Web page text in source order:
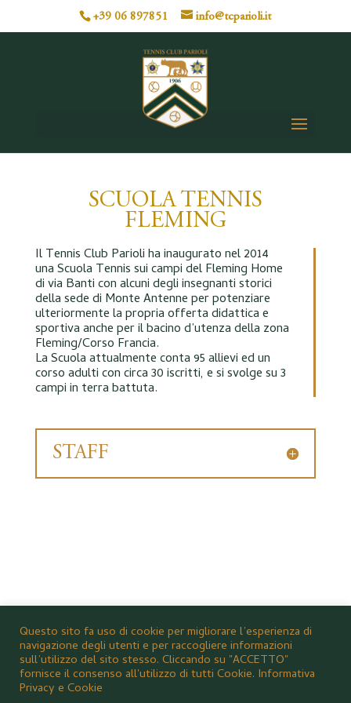
+39 06 897851 info@tcparioli.it
SCUOLA TENNIS
FLEMING
Il Tennis Club Parioli ha inaugurato nel 2014
una Scuola Tennis sui campi del Fleming Home
di via Banti con alcuni degli insegnanti storici
della sede di Monte Antenne per potenziare
ulteriormente la propria offerta didattica e
sportiva anche per il bacino d’utenza della zona
Fleming/Corso Francia.
La Scuola attualmente conta 95 allievi ed un
corso adulti con circa 30 iscritti, e si svolge su 3
campi in terra battuta.
STAFF
Questo sito fa uso di cookie per migliorare l’esperienza di
navigazione degli utenti e per raccogliere informazioni
sull’utilizzo del sito stesso. Cliccando su "ACCETTO"
fornisce il consenso all'utilizzo di tutti Cookie. Informativa
Privacy e Cookie